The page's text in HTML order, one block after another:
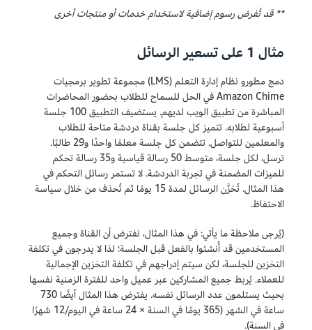
** قد تُفرض رسوم إضافية لاستخدام خدمات أو منتجات أخرى
مثال 1 على تسعير الرسائل
دمج مطورو نظام إدارة التعلم (LMS) مجموعة تطوير برمجيات
Amazon Chime في الحل للسماح للطلاب بحضور المحاضرات
المباشرة من تطبيق الويب لديهم. يستضيف التطبيق 100 جلسة
أسبوعية لطلابه. تتميز كل جلسة بقناة دردشة متاحة للطلاب
والمعلمين للتواصل. تتضمن كل جلسة معلمًا واحدًا و29 طالبًا.
ترسل، لكل جلسة، متوسط 50 رسالة قياسية و35 رسالة تحكم
للميزات المضمنة في تجربة الدردشة. لا تستمر رسائل التحكم في
هذا المثال. تُخزَّن الرسائل لمدة 15 يومًا ثم تُحذف من خلال سياسة
الاحتفاظ.
(يُرجى ملاحظة ما يأتي: في هذا المثال، نفترض أن القناة وجميع
المستخدمين قد أُنشئوا بالفعل قبل الجلسة؛ لذا لا يدرجون في تكلفة
التخزين للجلسة، لكن سيتم إدراجهم في تكلفة التخزين الإجمالية
للعملاء. يُربط جميع المشاركين عبر عميل واحد للفترة الزمنية نفسها
بحيث يستلمون عدد الرسائل نفسه. يفترض هذا المثال أيضًا 730
ساعة في الشهر (365 يومًا في السنة × 24 ساعة في اليوم/12 شهرًا
في السنة).